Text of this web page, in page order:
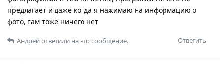
предлагает и даже когда я нажимаю на информацию о
фото, там тоже ничего нет
Ответить
Андрейответили на это сообщение.